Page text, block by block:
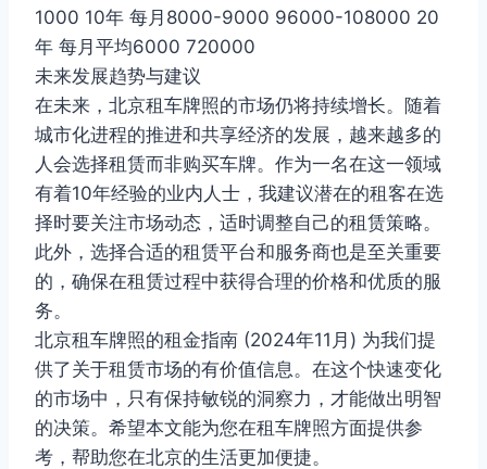
1000 10年 每月8000-9000 96000-108000 20
年 每月平均6000 720000
未来发展趋势与建议
在未来，北京租车牌照的市场仍将持续增长。随着
城市化进程的推进和共享经济的发展，越来越多的
人会选择租赁而非购买车牌。作为一名在这一领域
有着10年经验的业内人士，我建议潜在的租客在选
择时要关注市场动态，适时调整自己的租赁策略。
此外，选择合适的租赁平台和服务商也是至关重要
的，确保在租赁过程中获得合理的价格和优质的服
务。
北京租车牌照的租金指南 (2024年11月) 为我们提
供了关于租赁市场的有价值信息。在这个快速变化
的市场中，只有保持敏锐的洞察力，才能做出明智
的决策。希望本文能为您在租车牌照方面提供参
考，帮助您在北京的生活更加便捷。